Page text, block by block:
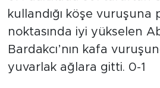
kullandığı köşe vuruşuna
noktasında iyi yükselen
Bardakcı’nın kafa
yuvarlak ağlara gitti. 0-1